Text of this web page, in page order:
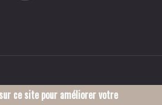
ce site pour améliorer votre